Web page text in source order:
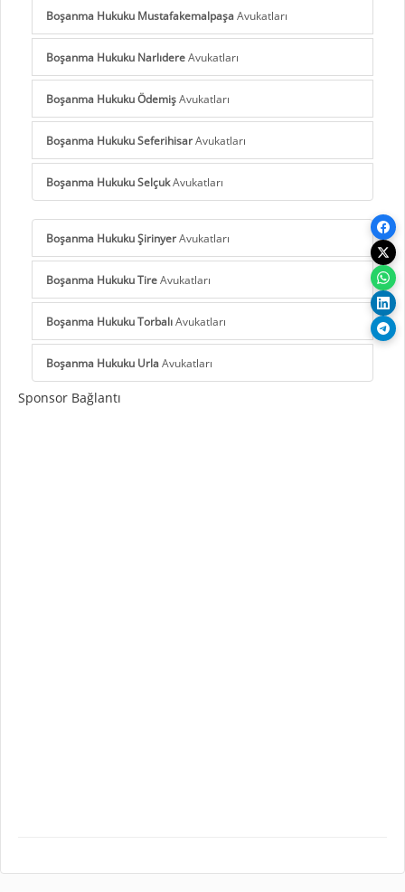
Boşanma Hukuku MustafakemalpaşaAvukatları
Boşanma Hukuku NarlıdereAvukatları
Boşanma Hukuku ÖdemişAvukatları
Boşanma Hukuku SeferihisarAvukatları
Boşanma Hukuku SelçukAvukatları
Boşanma Hukuku ŞirinyerAvukatları
Boşanma Hukuku TireAvukatları
Boşanma Hukuku TorbalıAvukatları
Boşanma Hukuku UrlaAvukatları
Sponsor Bağlantı